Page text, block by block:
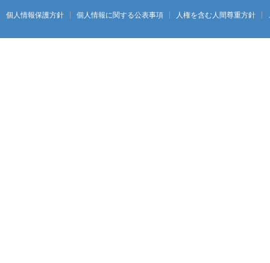
個人情報保護方針 個人情報に関する公表事項 人権を含む人間尊重方針